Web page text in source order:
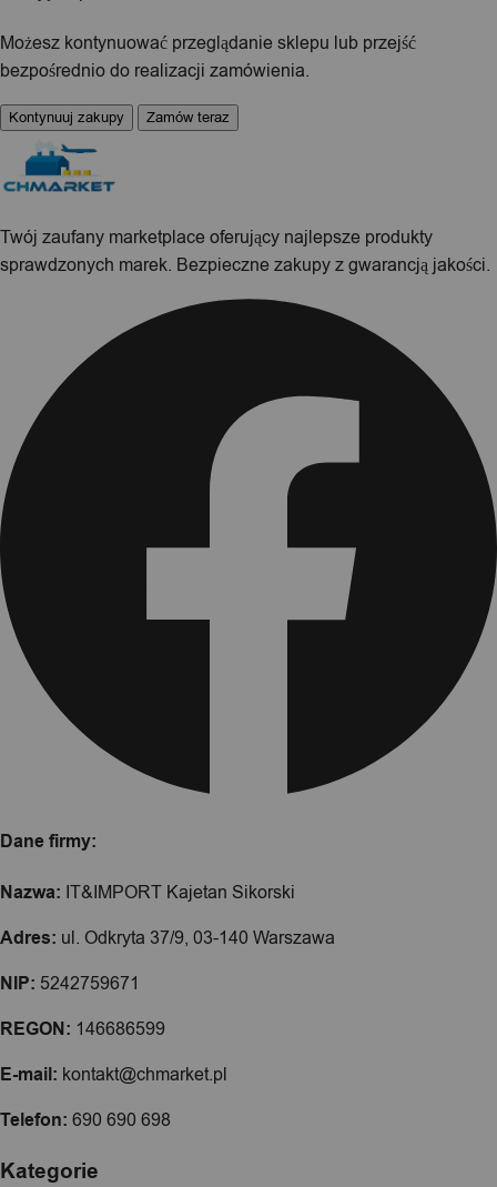
Możesz kontynuować przeglądanie sklepu lub przejść
bezpośrednio do realizacji zamówienia.
Kontynuuj zakupy Zamów teraz
Twój zaufany marketplace oferujący najlepsze produkty
sprawdzonych marek. Bezpieczne zakupy z gwarancją jakości.
Dane firmy:
Nazwa: IT&IMPORT Kajetan Sikorski
Adres: ul. Odkryta 37/9, 03-140 Warszawa
NIP: 5242759671
REGON: 146686599
E-mail: kontakt@chmarket.pl
Telefon: 690 690 698
Kategorie